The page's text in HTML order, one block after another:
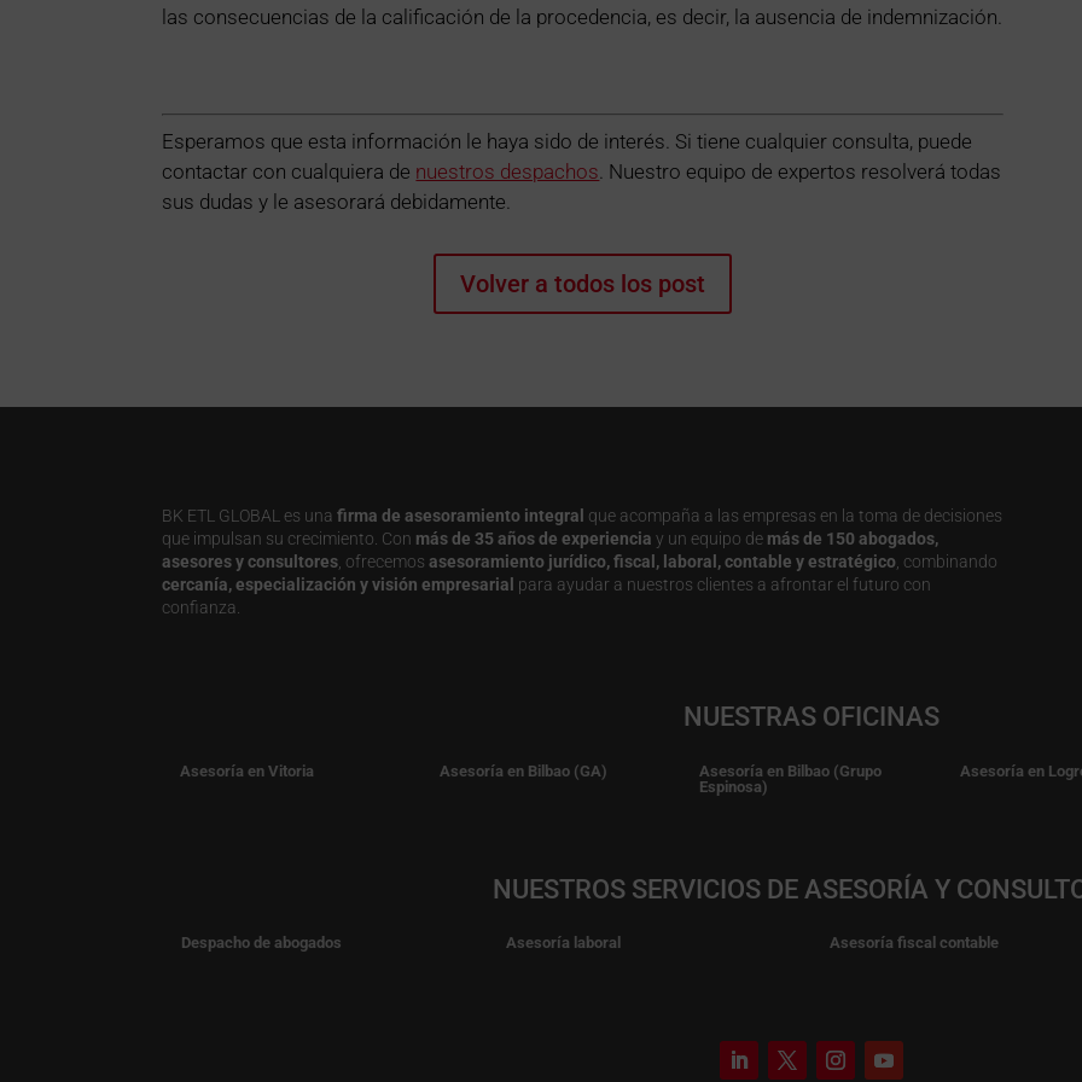
las consecuencias de la calificación de la procedencia, es decir, la ausencia de indemnización.
Esperamos que esta información le haya sido de interés. Si tiene cualquier consulta, puede
contactar con cualquiera de nuestros despachos . Nuestro equipo de expertos resolverá todas
sus dudas y le asesorará debidamente.
Volver a todos los post
BK ETL GLOBAL es unafirma de asesoramiento integral que acompaña a las empresas en la toma de decisiones
que impulsan su crecimiento. Con más de 35 años de experiencia y un equipo de más de 150 abogados,
asesores y consultores , ofrecemosasesoramiento jurídico, fiscal, laboral, contable y estratégico , combinando
cercanía, especialización y visión empresarial para ayudar a nuestros clientes a afrontar el futuro con
confianza.
NUESTRAS OFICINAS
Asesoría en Vitoria Asesoría en Bilbao (GA)
Asesoría en Bilbao (Grupo
Espinosa)
Asesoría en
NUESTROS SERVICIOS DE ASESORÍA Y
Despacho de abogados Asesoría laboral Asesoría fiscal contable